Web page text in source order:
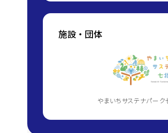
施設・団体
やまいちサステナパー